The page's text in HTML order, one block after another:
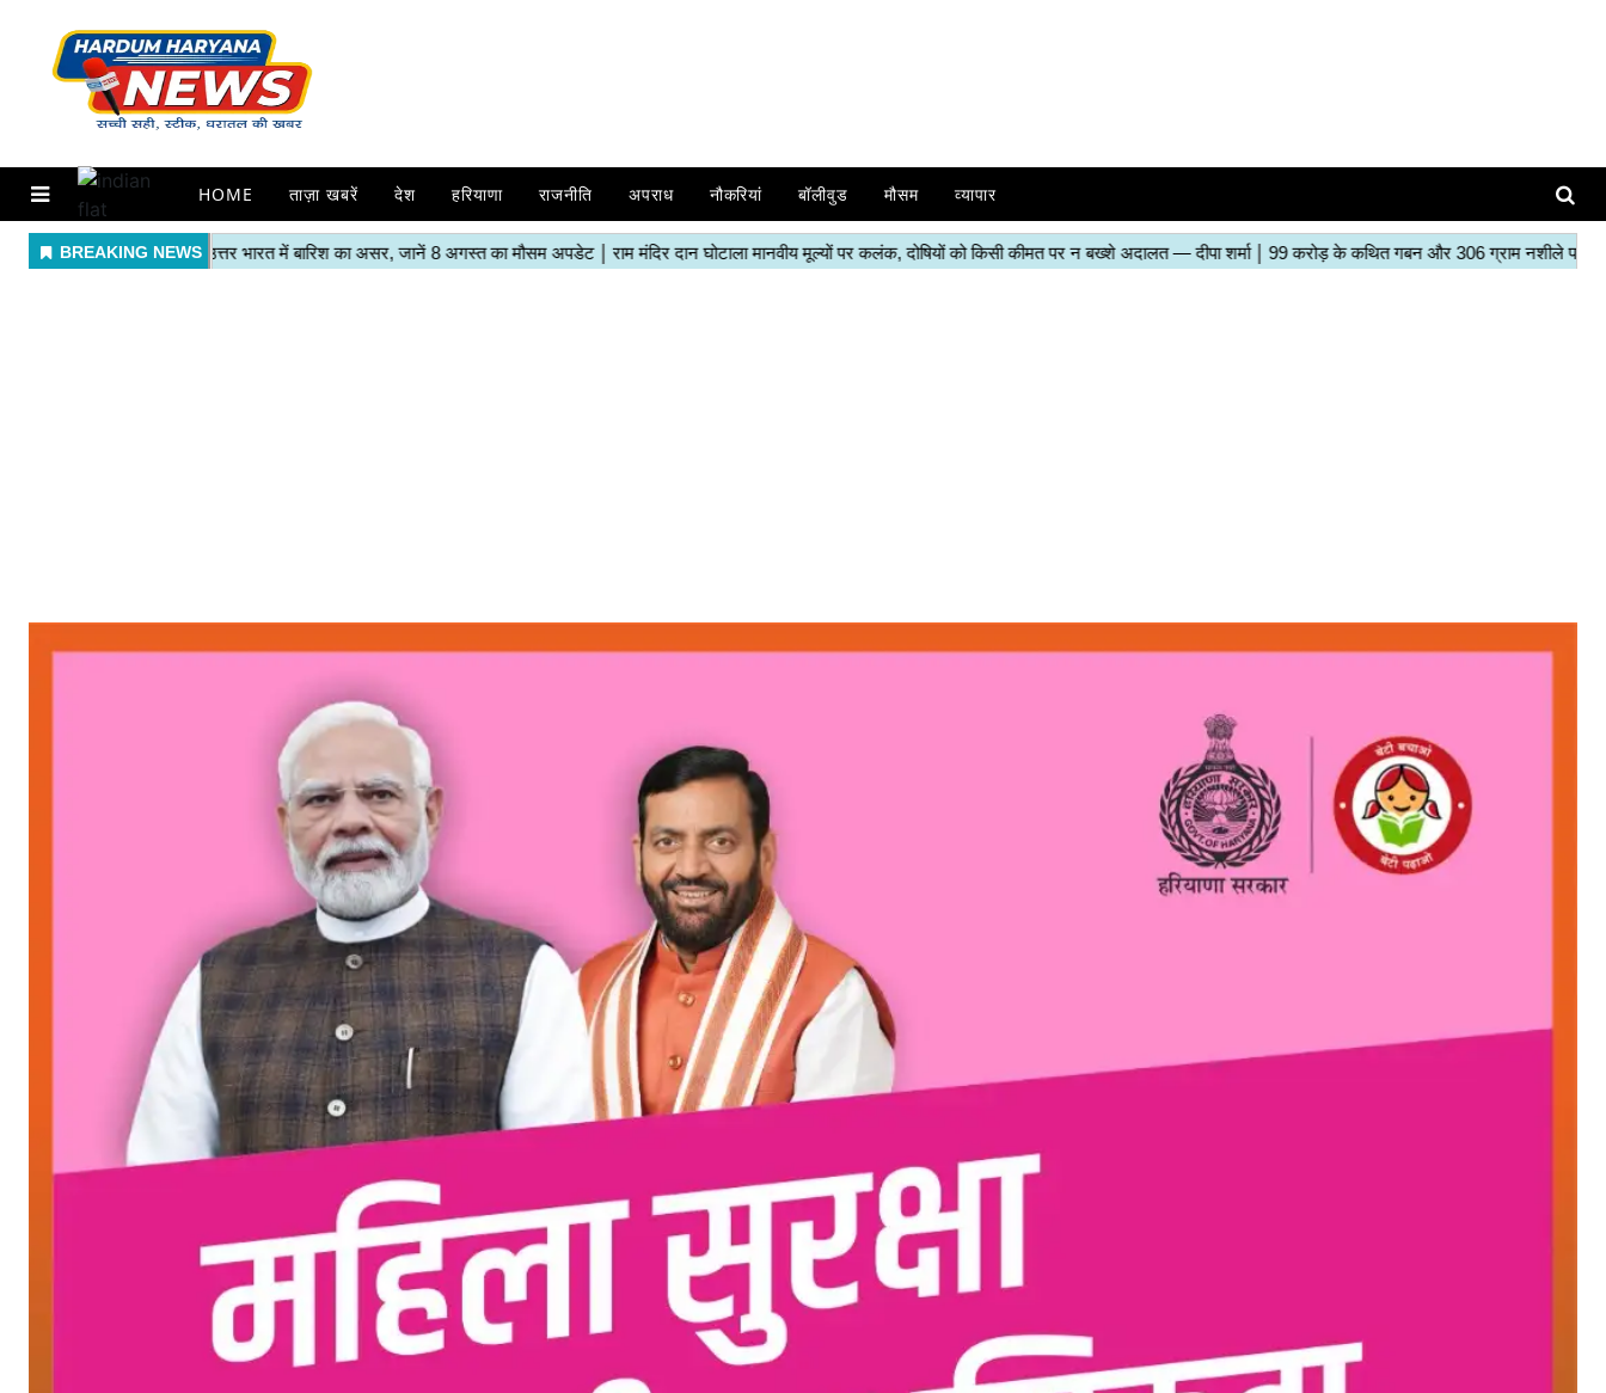
HOME ताज़ा खबरें देश हरियाणा राजनीति अपराध नौकरियां बॉलीवुड मौसम व्यापार